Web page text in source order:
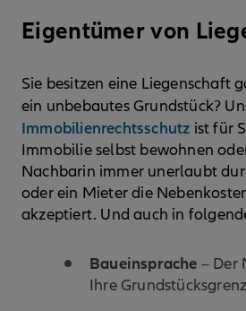
Eigentümer von
Sie besitzen eine Liegenschaft
ein unbebautes Grundstück?
Immobilienrechtsschutz ist für
Immobilie selbst bewohnen
Nachbarin immer unerlaubt
oder ein Mieter die
akzeptiert. Und auch in
Baueinsprache – Der
Ihre